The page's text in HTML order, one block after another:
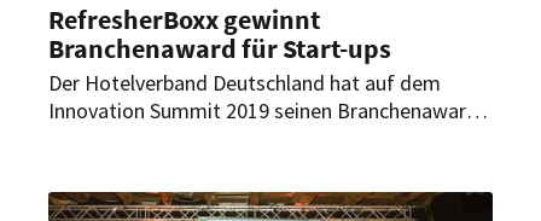
RefresherBoxx gewinnt
Branchenaward für Start-ups
Der Hotelverband Deutschland hat auf dem
Innovation Summit 2019 seinen Branchenaward
Jahres“.